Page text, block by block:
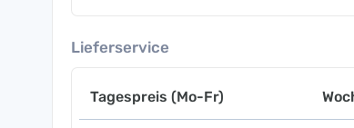
Lieferservice
Tagespreis (Mo-Fr)